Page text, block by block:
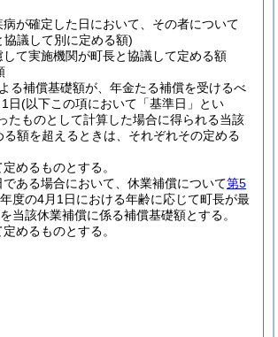
が確定した日において、その者について
議して別に定める額)
て実施機関が町長と協議して定める額
る補償基礎額が、年金たる補償を受けるべ
日(以下この項において「基準日」とい
たものとして計算した場合に得られる当該
額を超えるときは、それぞれその定める
めるものとする。
ある場合において、休業補償について第5
度の4月1日における年齢に応じて町長が最
該休業補償に係る補償基礎額とする。
めるものとする。